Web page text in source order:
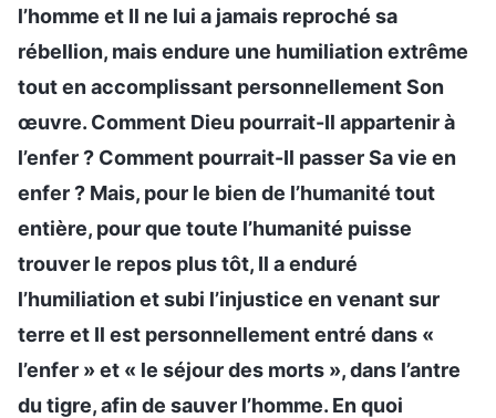
l’homme et Il ne lui a jamais reproché sa
rébellion, mais endure une humiliation extrême
tout en accomplissant personnellement Son
œuvre. Comment Dieu pourrait-Il appartenir à
l’enfer ? Comment pourrait-Il passer Sa vie en
enfer ? Mais, pour le bien de l’humanité tout
entière, pour que toute l’humanité puisse
trouver le repos plus tôt, Il a enduré
l’humiliation et subi l’injustice en venant sur
terre et Il est personnellement entré dans «
l’enfer » et « le séjour des morts », dans l’antre
du tigre, afin de sauver l’homme. En quoi